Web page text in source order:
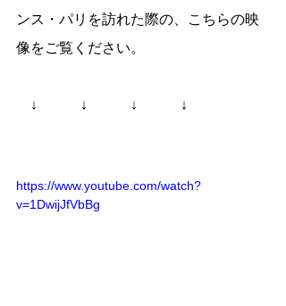
ンス・パリを訪れた際の、こちらの映
像をご覧ください。
↓　　　↓　　　↓　　　↓
https://www.youtube.com/watch?
v=1DwijJfVbBg